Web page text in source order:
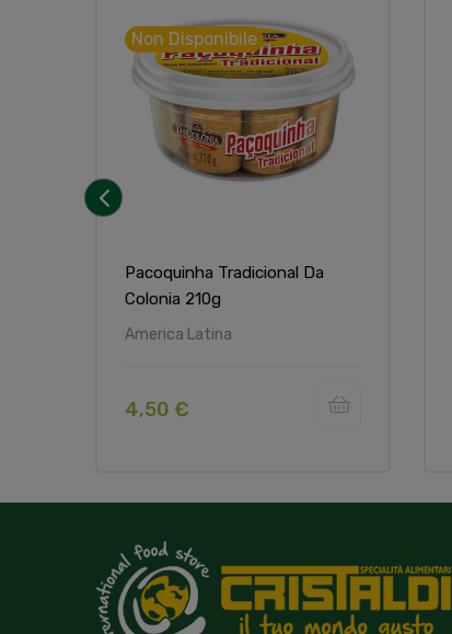
Pacoquinha Tradicional Da
Colonia 210g
America Latina
Non Disponibile
4,50 €